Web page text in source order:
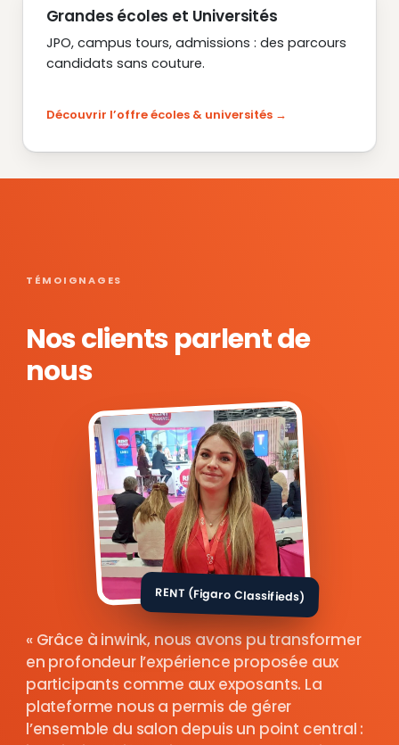
Grandes écoles et Universités
JPO, campus tours, admissions : des parcours
candidats sans couture.
Découvrir l’offre écoles & universités
TÉMOIGNAGES
Nos clients parlent de
nous
RENT (Figaro Classifieds)
Grâce à inwink, nous avons pu transformer
en profondeur l’expérience proposée aux
participants comme aux exposants. La
plateforme nous a permis de gérer
l’ensemble du salon depuis un point central :